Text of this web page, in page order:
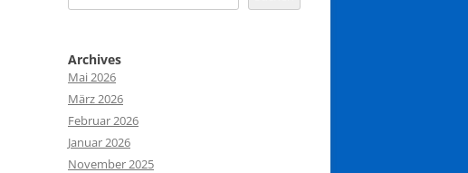
Archives
Mai 2026
März 2026
Februar 2026
Januar 2026
November 2025